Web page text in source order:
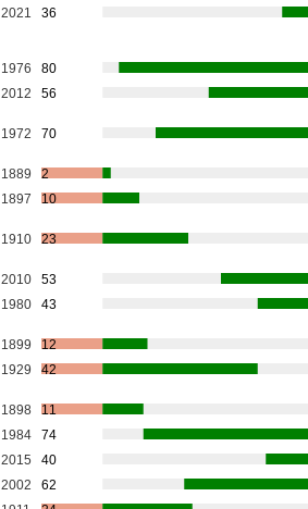
2021 36
1976
80
2012 56
1972 70
1889
2
1897 10
1910 23
2010
53
1980 43
1899
12
1929 42
1898
11
1984
74
2015
40
2002
62